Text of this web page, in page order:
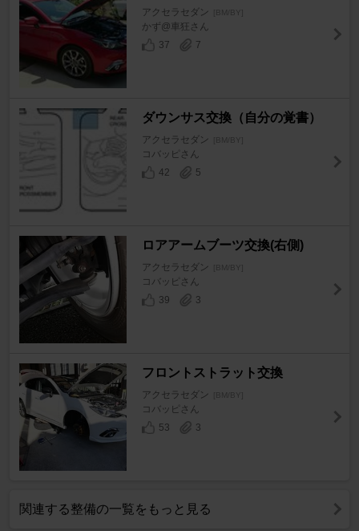
アクセラセダン [BM/BY]
かず@車狂さん
37
7
ダウンサス交換（自分の覚書）
アクセラセダン [BM/BY]
コバッピさん
42
5
ロアアームブーツ交換(右側)
アクセラセダン [BM/BY]
コバッピさん
39
3
フロントストラット交換
アクセラセダン [BM/BY]
コバッピさん
53
3
関連する整備の一覧をもっと見る